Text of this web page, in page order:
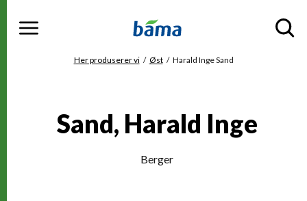
Meny
Du er herHer produserer vi Øst Harald Inge Sand
Sand, Harald Inge
Berger